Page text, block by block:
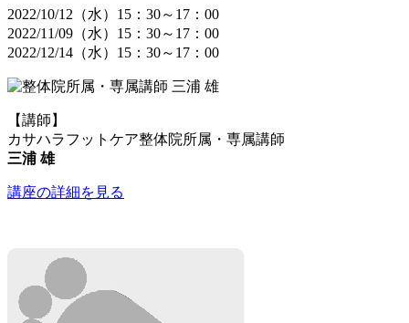
2022/10/12（水）15：30～17：00
2022/11/09（水）15：30～17：00
2022/12/14（水）15：30～17：00
【講師】
カサハラフットケア整体院所属・専属講師
三浦 雄
講座の詳細を見る